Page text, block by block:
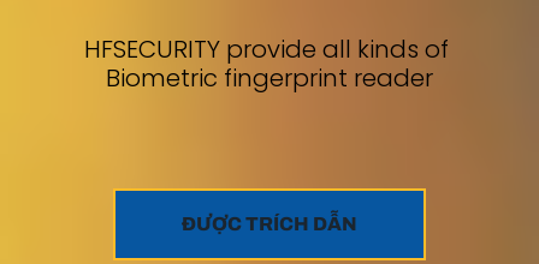
HFSECURITY provide all kinds of
Biometric fingerprint reader
ĐƯỢC TRÍCH DẪN